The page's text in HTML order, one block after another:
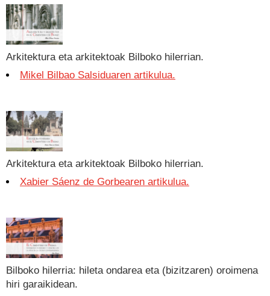
Arkitektura eta arkitektoak Bilboko hilerrian.
Mikel Bilbao Salsiduaren artikulua.
Arkitektura eta arkitektoak Bilboko hilerrian.
Xabier Sáenz de Gorbearen artikulua.
Bilboko hilerria: hileta ondarea eta (bizitzaren) oroimena
hiri garaikidean.